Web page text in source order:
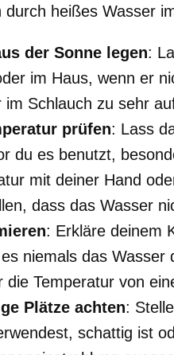
durch heißes Wasser
der Sonne legen:
im Haus, wenn er
im Schlauch zu sehr
prüfen: Lass
du es benutzt,
mit deiner Hand
dass das Wasser
: Erkläre deinem
niemals das
die Temperatur von
Plätze achten:
schattig ist